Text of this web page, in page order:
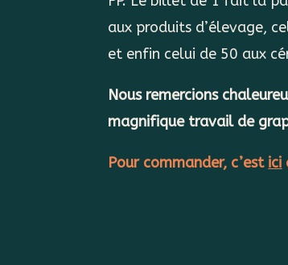
aux produits d’élevage,
et enfin celui de 50 aux
Nous remercions
magnifique travail de
Pour commander, c’est ici